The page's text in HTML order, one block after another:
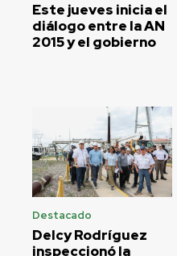
Este jueves inicia el
diálogo entre la AN
2015 y el gobierno
Destacado
Delcy Rodríguez
inspeccionó la